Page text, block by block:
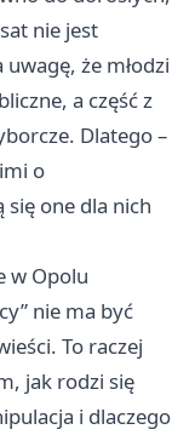
nie jest
że młodzi
a część z
Dlatego –
o
się one dla nich
w Opolu
nie ma być
To raczej
jak rodzi się
i dlaczego